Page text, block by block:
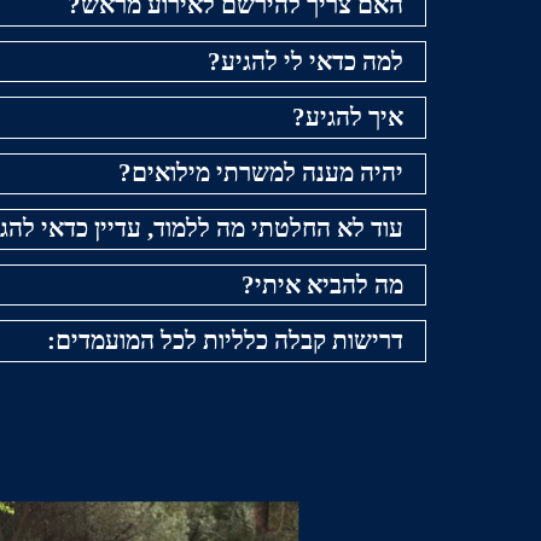
למה כדאי לי להגיע?
איך להגיע?
יהיה מענה למשרתי מילואים?
עוד לא החלטתי מה ללמוד, עדיין כדאי
מה להביא איתי?
דרישות קבלה כלליות לכל המועמדים: